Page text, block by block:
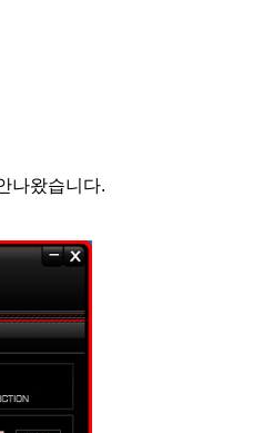
나왔습니다.